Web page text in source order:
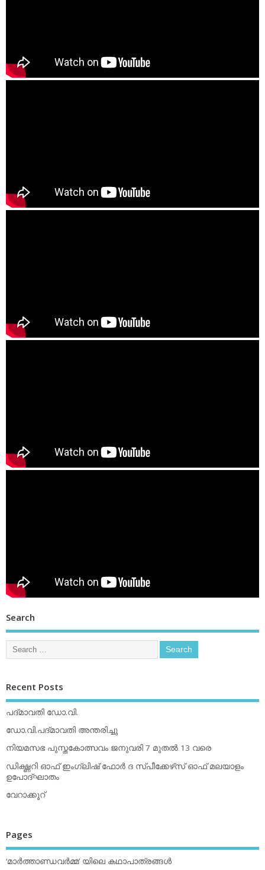
Search
Recent Posts
പദ്മാവതി ഡോ.വി.
ഡോ.വി.പദ്മാവതി അന്തരിച്ചു
നിയമസഭ പുസ്തകോത്സവം ജനുവരി 7 മുതല്‍ 13 വരെ
ഡിക്ഷ്ണറി ഓഫ് ഇംഗ്ലിഷ് ഫോര്‍ ദ സ്പീക്കേഴ്‌സ് ഓഫ് മലയാളം
ഉപോദ്ഘാതം
വേറാക്കൂറ്
Pages
‘മാര്‍ത്താണ്ഡവര്‍മ്മ’ യിലെ കഥാപാത്രങ്ങള്‍